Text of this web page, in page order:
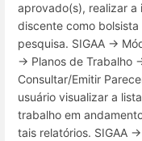
aprovado(s), realizar a
discente como
pesquisa. SIGAA →
→ Planos de Trabalho
Consultar/Emitir
usuário visualizar a
trabalho em
tais relatórios. SIGAA